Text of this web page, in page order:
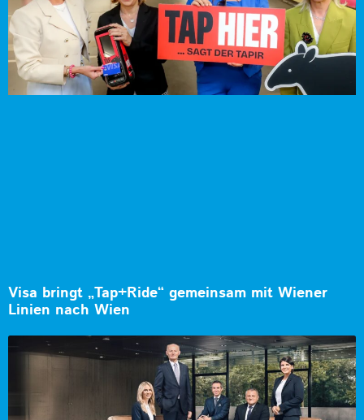
Visa bringt „Tap+Ride“ gemeinsam mit Wiener
Linien nach Wien